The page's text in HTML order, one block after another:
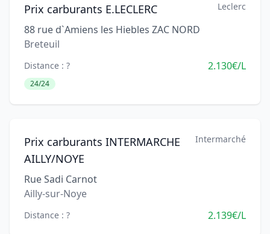
Prix carburants E.LECLERC Leclerc
88 rue d`Amiens les Hiebles ZAC NORD
Breteuil
Distance : ? 2.130€/L
24/24
Prix carburants INTERMARCHE
AILLY/NOYE
Intermarché
Rue Sadi Carnot
Ailly-sur-Noye
Distance : ? 2.139€/L